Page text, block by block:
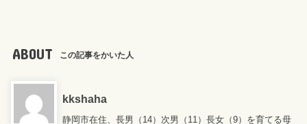
ABOUT この記事をかいた人
kkshaha
静岡市在住、長男（14）次男（11）長女（9）を育てる母